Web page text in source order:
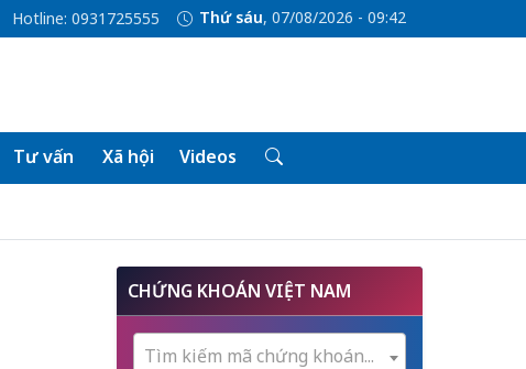
Hotline: 0931725555 Thứ sáu, 07/08/2026 - 09:42
Tư vấn Xã hội Videos
CHỨNG KHOÁN VIỆT NAM
Tìm kiếm mã chứng khoán...